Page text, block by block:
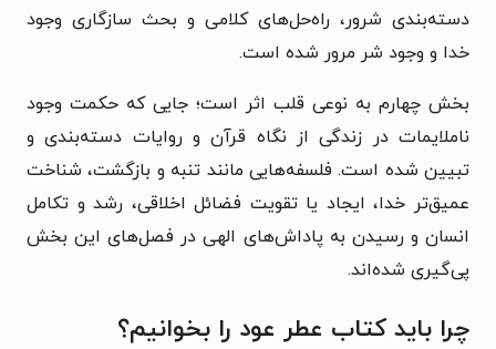
دسته‌بندی شرور، راه‌حل‌های کلامی و بحث سازگاری وجود
خدا و وجود شر مرور شده است.
بخش چهارم به‌ نوعی قلب اثر است؛ جایی که حکمت وجود
ناملایمات در زندگی از نگاه قرآن و روایات دسته‌بندی و
تبیین شده است. فلسفه‌هایی مانند تنبه و بازگشت، شناخت
عمیق‌تر خدا، ایجاد یا تقویت فضائل اخلاقی، رشد و تکامل
انسان و رسیدن به پاداش‌های الهی در فصل‌های این بخش
پی‌گیری شده‌اند.
چرا باید کتاب عطر عود را بخوانیم؟